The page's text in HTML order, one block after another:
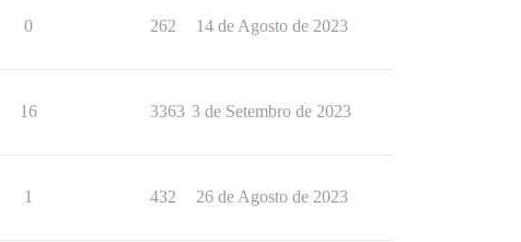
0 262 14 de Agosto de 2023
16 3363 3 de Setembro de 2023
1 432 26 de Agosto de 2023